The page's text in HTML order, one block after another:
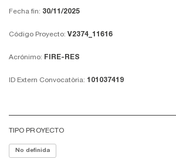
Fecha fin: 30/11/2025
Código Proyecto: V2374_11616
Acrónimo: FIRE-RES
ID Extern Convocatòria: 101037419
TIPO PROYECTO
No definida